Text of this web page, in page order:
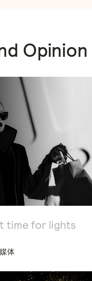
Opinion
time for lights
体